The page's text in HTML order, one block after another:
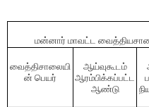
மன்னார் மாவட்ட
வைத்திசாலையி
ன் பெயர்
ஆய்வுகூடம்
ஆரம்பிக்கப்பட்ட
ஆண்டு